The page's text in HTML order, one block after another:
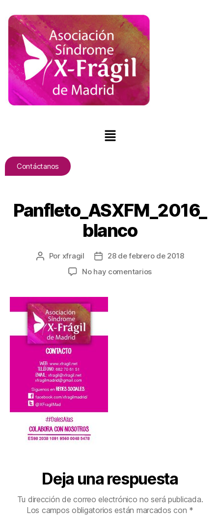
Contáctanos
Panfleto_ASXFM_2016_
blanco
Por xfragil
28 de febrero de 2018
No hay comentarios
Deja una respuesta
Tu dirección de correo electrónico no será publicada.
Los campos obligatorios están marcados con *